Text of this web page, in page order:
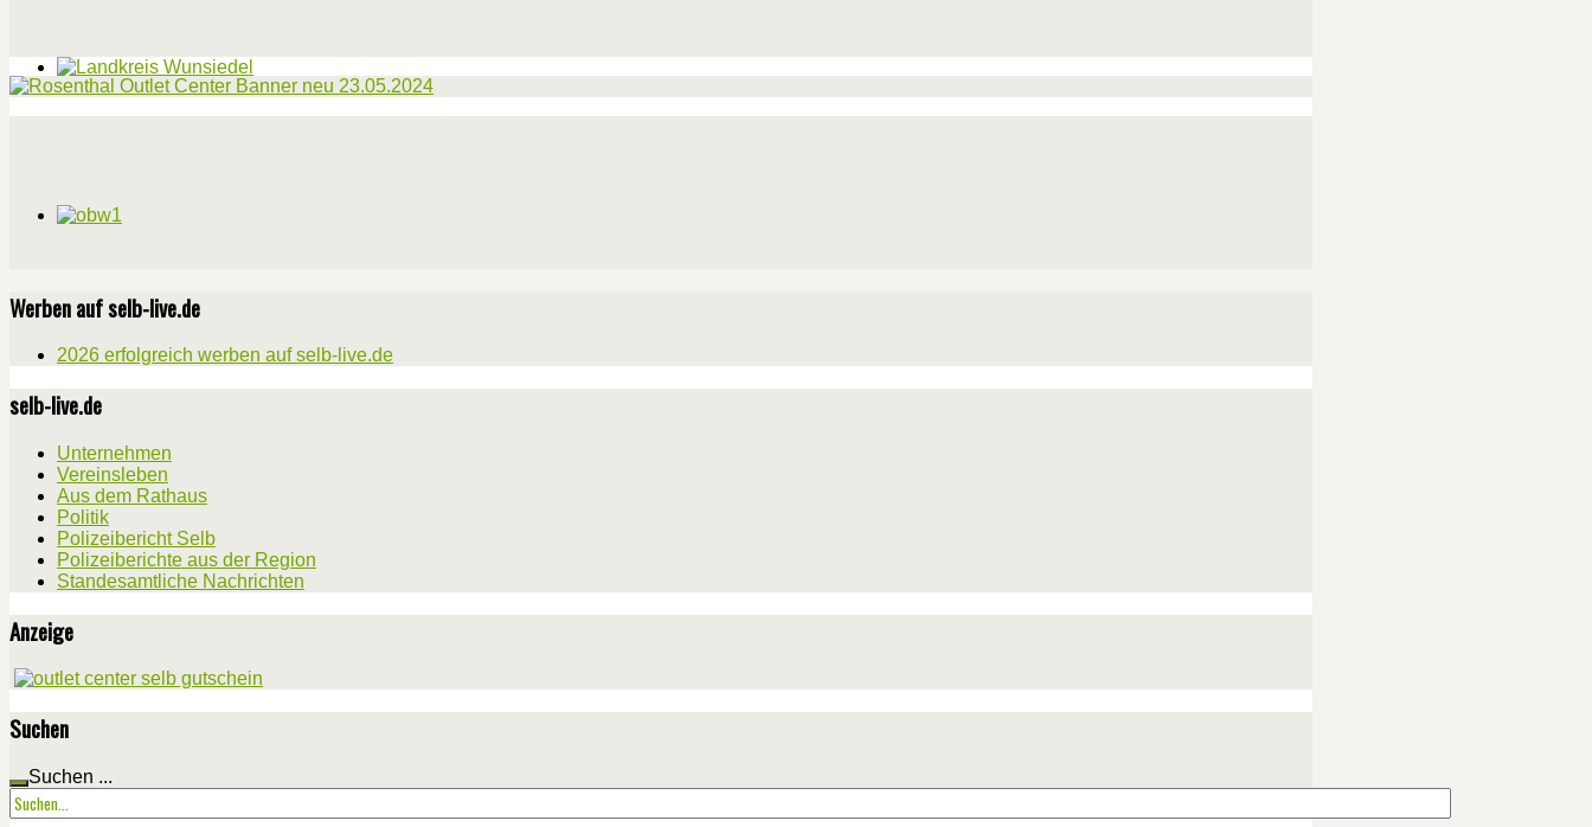
Werben auf selb-live.de
2026 erfolgreich werben auf selb-live.de
selb-live.de
Unternehmen
Vereinsleben
Aus dem Rathaus
Politik
Polizeibericht Selb
Polizeiberichte aus der Region
Standesamtliche Nachrichten
Anzeige
Suchen
Suchen ...